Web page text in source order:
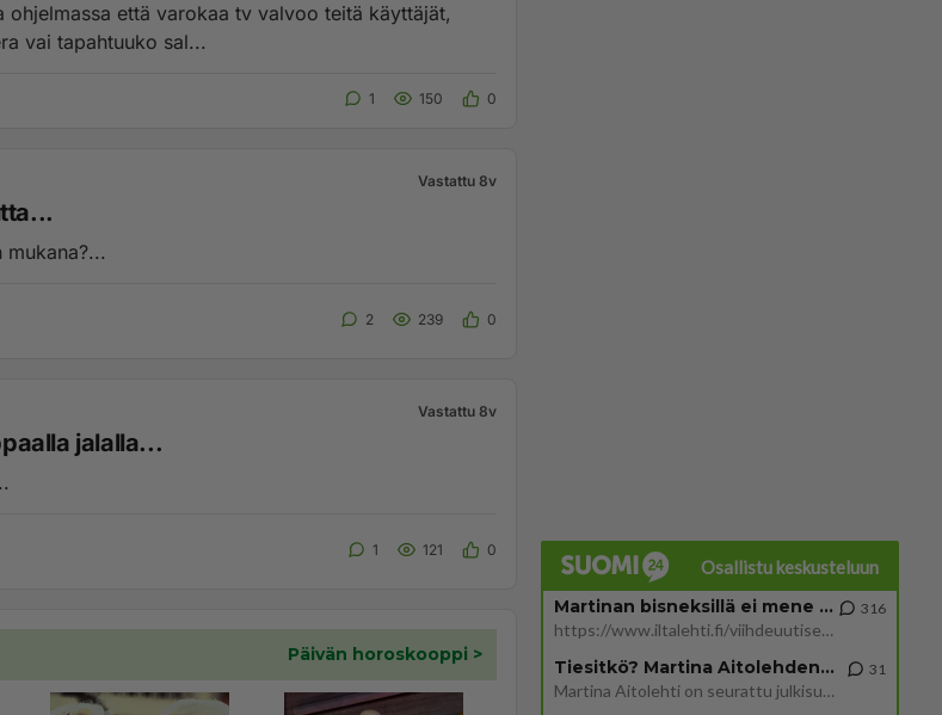
ohjelmassa että varokaa tv valvoo teitä käyttäjät,
vai tapahtuuko sal...
1 150 0
Vastattu 8v
2 239 0
Vastattu 8v
jalalla...
1 121 0
Osallistu keskusteluun
Martinan bisneksillä ei mene hyvin
https://www.iltalehti.fi/viihdeuutiset/a/c46da6ab-340f-4790-aaa7-0865eed2336 Yrityksen konkurssihakemus on tullut kärä
316
Tiesitkö? Martina Aitolehden isäpuoli on tämä suosittu laulaja
Martina Aitolehti on seurattu julkisuuden henkilö. Lähipiiriin mahtuu muitakin tunnettuja henkilöitä. Tiesitkö, että Ma
31